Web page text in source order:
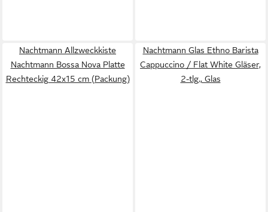
Nachtmann Allzweckkiste
Nachtmann Bossa Nova Platte
Rechteckig 42x15 cm (Packung)
Nachtmann Glas Ethno Barista
Cappuccino / Flat White Gläser,
2-tlg., Glas